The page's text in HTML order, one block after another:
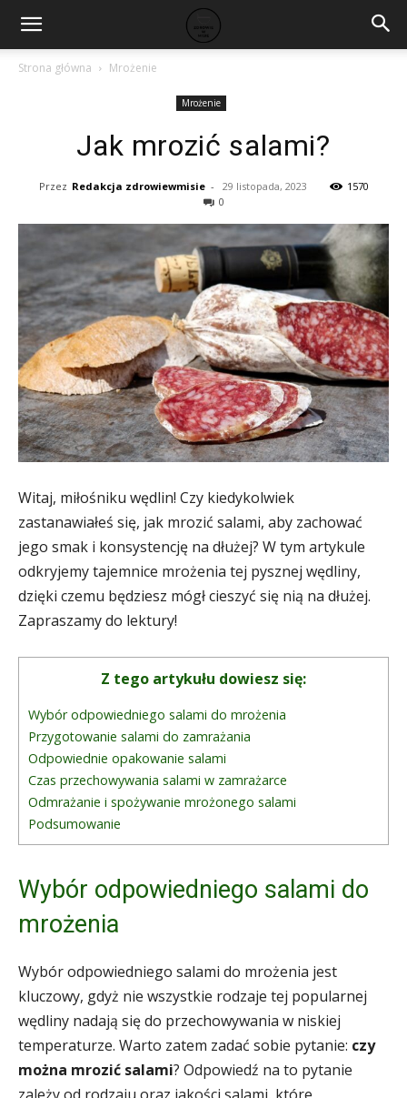
Strona główna Mrożenie
Mrożenie
Jak mrozić salami?
Przez Redakcja zdrowiewmisie - 29 listopada, 2023
1570
0
Witaj, miłośniku wędlin! Czy kiedykolwiek
zastanawiałeś się, jak mrozić salami, aby zachować
jego smak i konsystencję na dłużej? W tym artykule
odkryjemy tajemnice mrożenia tej pysznej wędliny,
dzięki czemu będziesz mógł cieszyć się nią na dłużej.
Zapraszamy do lektury!
Z tego artykułu dowiesz się:
Wybór odpowiedniego salami do mrożenia
Przygotowanie salami do zamrażania
Odpowiednie opakowanie salami
Czas przechowywania salami w zamrażarce
Odmrażanie i spożywanie mrożonego salami
Podsumowanie
Wybór odpowiedniego salami do
mrożenia
Wybór odpowiedniego salami do mrożenia jest
kluczowy, gdyż nie wszystkie rodzaje tej popularnej
wędliny nadają się do przechowywania w niskiej
temperaturze. Warto zatem zadać sobie pytanie: czy
można mrozić salami? Odpowiedź na to pytanie